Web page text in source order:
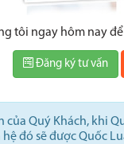
tôi ngay hôm nay
Đăng ký tư vấn
Quý Khách, khi
đó sẽ được Quốc